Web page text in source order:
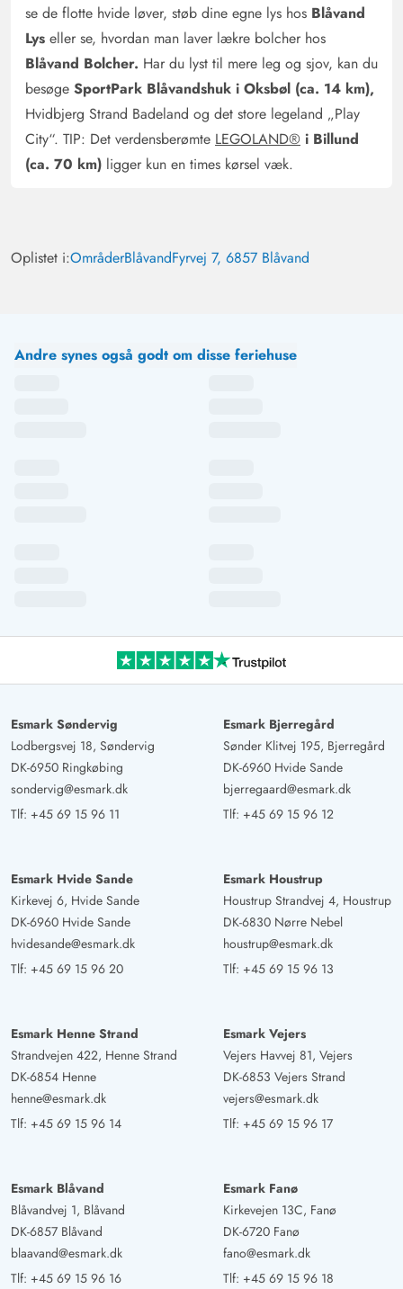
se de flotte hvide løver, støb dine egne lys hos Blåvand
Lys eller se, hvordan man laver lækre bolcher hos
Blåvand Bolcher. Har du lyst til mere leg og sjov, kan du
besøge SportPark Blåvandshuk i Oksbøl (ca. 14 km),
Hvidbjerg Strand Badeland og det store legeland „Play
City“. TIP: Det verdensberømte LEGOLAND® i Billund
(ca. 70 km) ligger kun en times kørsel væk.
Oplistet i:OmråderBlåvandFyrvej 7, 6857 Blåvand
Andre synes også godt om disse feriehuse
Esmark Søndervig
Lodbergsvej 18, Søndervig
DK-6950 Ringkøbing
sondervig@esmark.dk
Tlf: +45 69 15 96 11
Esmark Bjerregård
Sønder Klitvej 195, Bjerregård
DK-6960 Hvide Sande
bjerregaard@esmark.dk
Tlf: +45 69 15 96 12
Esmark Hvide Sande
Kirkevej 6, Hvide Sande
DK-6960 Hvide Sande
hvidesande@esmark.dk
Tlf: +45 69 15 96 20
Esmark Houstrup
Houstrup Strandvej 4, Houstrup
DK-6830 Nørre Nebel
houstrup@esmark.dk
Tlf: +45 69 15 96 13
Esmark Henne Strand
Strandvejen 422, Henne Strand
DK-6854 Henne
henne@esmark.dk
Tlf: +45 69 15 96 14
Esmark Vejers
Vejers Havvej 81, Vejers
DK-6853 Vejers Strand
vejers@esmark.dk
Tlf: +45 69 15 96 17
Esmark Blåvand
Blåvandvej 1, Blåvand
DK-6857 Blåvand
blaavand@esmark.dk
Tlf: +45 69 15 96 16
Esmark Fanø
Kirkevejen 13C, Fanø
DK-6720 Fanø
fano@esmark.dk
Tlf: +45 69 15 96 18